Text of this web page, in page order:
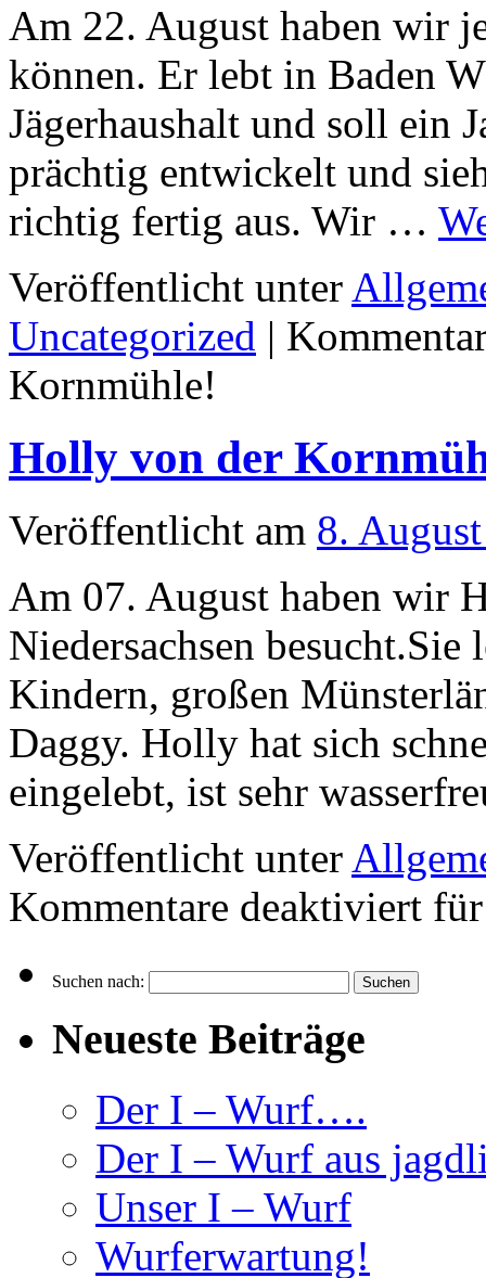
Am 22. August haben wir
können. Er lebt in Baden
Jägerhaushalt und soll ein
prächtig entwickelt und
richtig fertig aus. Wir …
Veröffentlicht unter
Uncategorized |
Kornmühle!
Holly von der
Veröffentlicht am 8.
Am 07. August haben wir
Niedersachsen
Kindern, großen
Daggy. Holly hat sich
eingelebt, ist sehr
Veröffentlicht unter
Kommentare deaktiviert
Suchen nach:
Neueste Beiträge
Der I – Wurf….
Der I – Wurf aus
Unser I – Wurf
Wurferwartung!